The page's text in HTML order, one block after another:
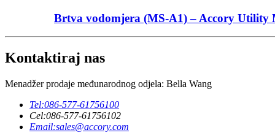
Brtva vodomjera (MS-A1) – Accory Utility
Kontaktiraj nas
Menadžer prodaje međunarodnog odjela: Bella Wang
Tel:086-577-61756100
Cel:086-577-61756102
Email:sales@accory.com